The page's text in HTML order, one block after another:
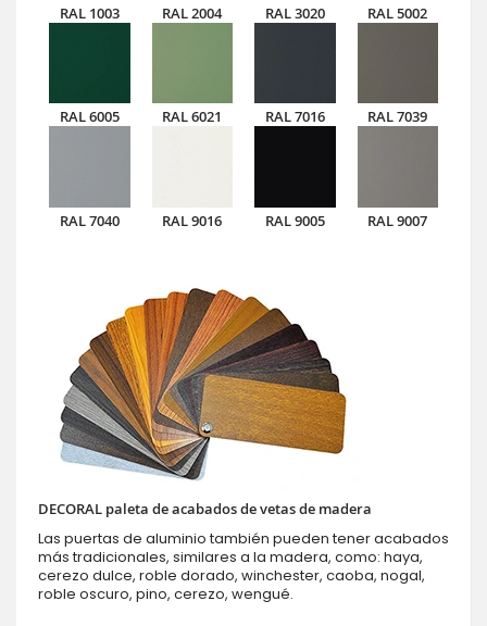
RAL 1003 RAL 2004 RAL 3020 RAL 5002
RAL 6005 RAL 6021 RAL 7016 RAL 7039
RAL 7040 RAL 9016 RAL 9005 RAL 9007
DECORAL paleta de acabados de vetas de madera
Las puertas de aluminio también pueden tener acabados
más tradicionales, similares a la madera, como: haya,
cerezo dulce, roble dorado, winchester, caoba, nogal,
roble oscuro, pino, cerezo, wengué.